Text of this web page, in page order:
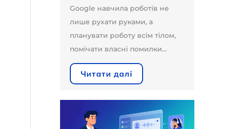
Google навчила роботів не
лише рухати руками, а
планувати роботу всім тілом,
помічати власні помилки...
Читати далі